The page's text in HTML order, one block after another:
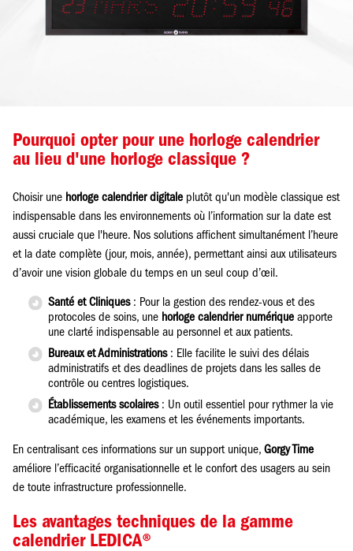
Pourquoi opter pour une horloge calendrier
au lieu d'une horloge classique ?
Choisir une horloge calendrier digitaleplutôt qu'un modèle classique est
indispensable dans les environnements où l’information sur la date est
aussi cruciale que l'heure. Nos solutions affichent simultanément l’heure
et la date complète (jour, mois, année), permettant ainsi aux utilisateurs
d’avoir une vision globale du temps en un seul coup d’œil.
Santé et Cliniques: Pour la gestion des rendez-vous et des
protocoles de soins, une horloge calendrier numériqueapporte
une clarté indispensable au personnel et aux patients.
Bureaux et Administrations: Elle facilite le suivi des délais
administratifs et des deadlines de projets dans les salles de
contrôle ou centres logistiques.
Établissements scolaires: Un outil essentiel pour rythmer la vie
académique, les examens et les événements importants.
En centralisant ces informations sur un support unique, Gorgy Time
améliore l’efficacité organisationnelle et le confort des usagers au sein
de toute infrastructure professionnelle.
Les avantages techniques de la gamme
calendrier LEDICA®